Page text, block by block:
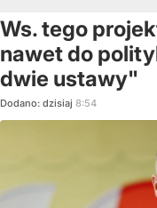
Ws. tego
nawet do
dwie ustawy"
Dodano: dzisiaj 8:54